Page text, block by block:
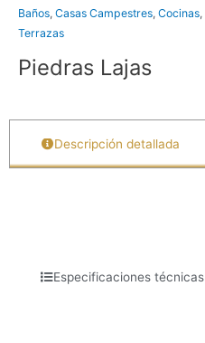
Baños, Casas Campestres, Cocinas,
Terrazas
Piedras Lajas
Descripción detallada
Especificaciones técnicas